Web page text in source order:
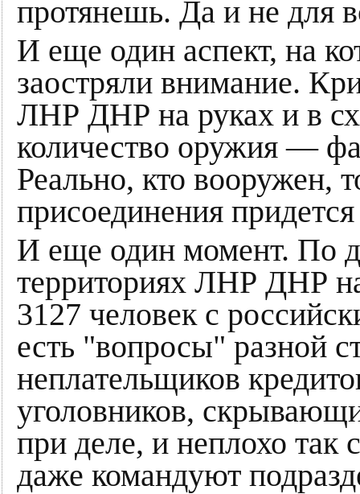
протянешь. Да и не для
И еще один аспект, на
заостряли внимание.
ЛНР ДНР на руках и в
количество оружия —
Реально, кто вооружен,
присоединения
И еще один момент. По
территориях ЛНР ДНР
3127 человек с
есть "вопросы" разной
неплательщиков
уголовников,
при деле, и неплохо так
даже командуют